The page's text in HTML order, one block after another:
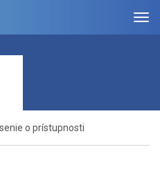
o prístupnosti